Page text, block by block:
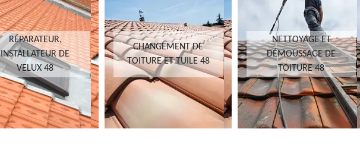
RÉPARATEUR,
INSTALLATEUR DE
VELUX 48
CHANGEMENT DE
TOITURE ET TUILE 48
NETTOYAGE ET
DÉMOUSSAGE DE
TOITURE 48